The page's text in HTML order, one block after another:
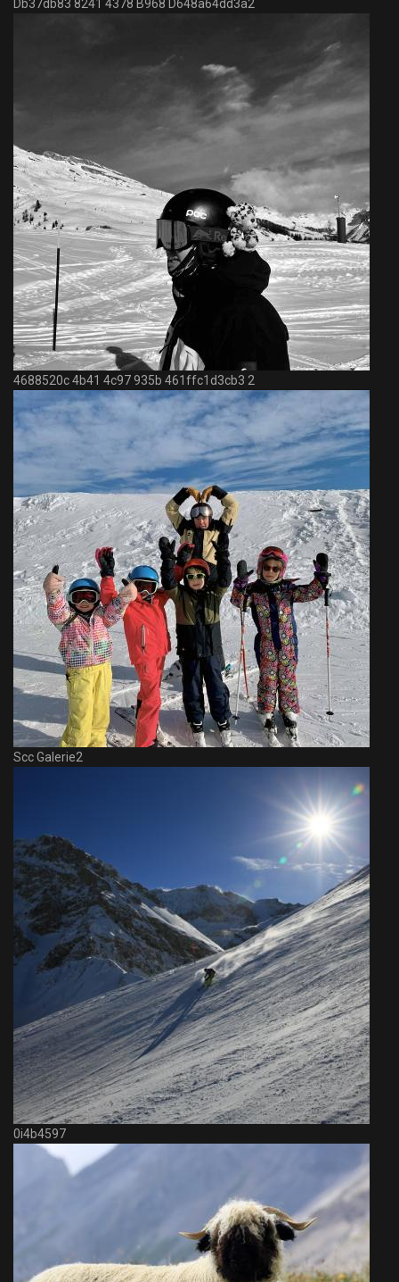
Db37db83 8241 4378 B968 D648a64dd3a2
4688520c 4b41 4c97 935b 461ffc1d3cb3 2
Scc Galerie2
0i4b4597